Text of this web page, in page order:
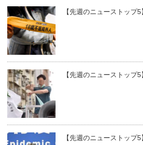
【先週のニューストップ5
【先週のニューストップ5
【先週のニューストップ5